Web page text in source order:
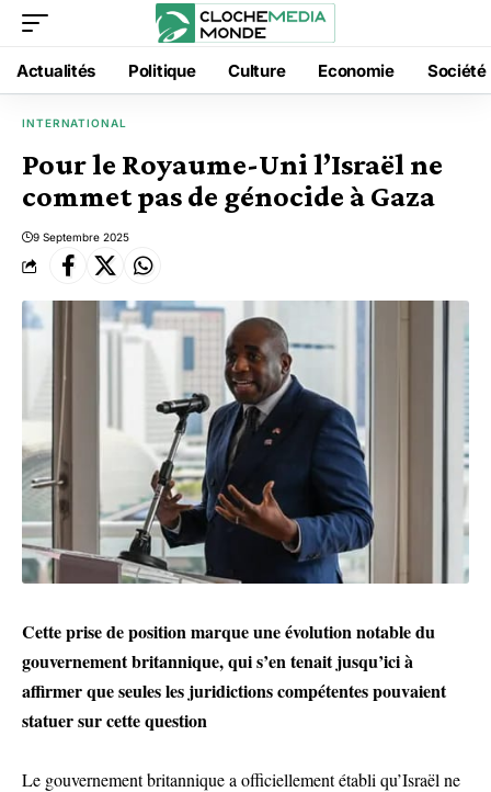
Actualités Politique Culture Economie Société
INTERNATIONAL
Pour le Royaume-Uni l’Israël ne
commet pas de génocide à Gaza
9 Septembre 2025
Cette prise de position marque une évolution notable du
gouvernement britannique, qui s’en tenait jusqu’ici à
affirmer que seules les juridictions compétentes pouvaient
statuer sur cette question
Le gouvernement britannique a officiellement établi qu’Israël ne